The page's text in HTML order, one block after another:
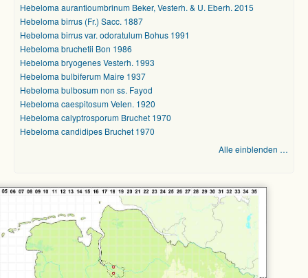
Hebeloma aurantioumbrinum Beker, Vesterh. & U. Eberh. 2015
Hebeloma birrus (Fr.) Sacc. 1887
Hebeloma birrus var. odoratulum Bohus 1991
Hebeloma bruchetii Bon 1986
Hebeloma bryogenes Vesterh. 1993
Hebeloma bulbiferum Maire 1937
Hebeloma bulbosum non ss. Fayod
Hebeloma caespitosum Velen. 1920
Hebeloma calyptrosporum Bruchet 1970
Hebeloma candidipes Bruchet 1970
Alle einblenden …